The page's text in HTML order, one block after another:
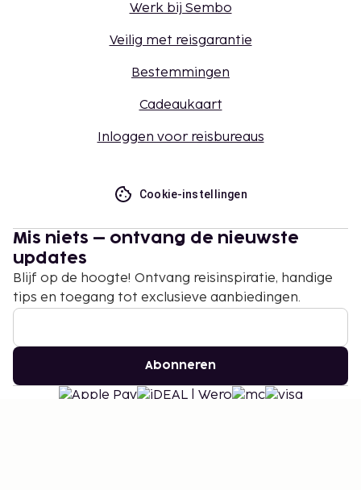
Werk bij Sembo
Veilig met reisgarantie
Bestemmingen
Cadeaukaart
Inloggen voor reisbureaus
Cookie-instellingen
Mis niets – ontvang de nieuwste
updates
Blijf op de hoogte! Ontvang reisinspiratie, handige
tips en toegang tot exclusieve aanbiedingen.
Abonneren